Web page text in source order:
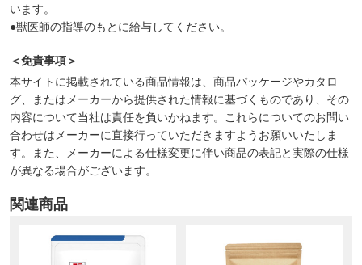
います。
●獣医師の指導のもとに給与してください。
＜免責事項＞
本サイトに掲載されている商品情報は、商品パッケージやカタロ
グ、またはメーカーから提供された情報に基づくものであり、その
内容について当社は責任を負いかねます。これらについてのお問い
合わせはメーカーに直接行っていただきますようお願いいたしま
す。また、メーカーによる仕様変更に伴い商品の表記と実際の仕様
が異なる場合がございます。
関連商品